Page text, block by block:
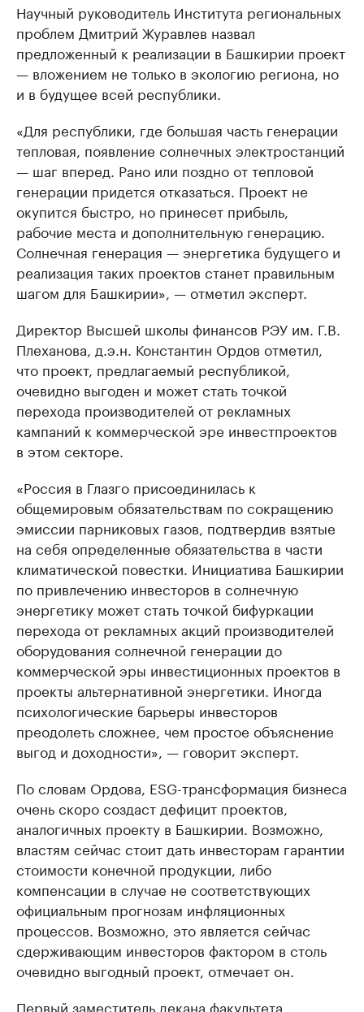
Научный руководитель Института региональных
проблем Дмитрий Журавлев назвал
предложенный к реализации в Башкирии проект
— вложением не только в экологию региона, но
и в будущее всей республики.
«Для республики, где большая часть генерации
тепловая, появление солнечных электростанций
— шаг вперед. Рано или поздно от тепловой
генерации придется отказаться. Проект не
окупится быстро, но принесет прибыль,
рабочие места и дополнительную генерацию.
Солнечная генерация — энергетика будущего и
реализация таких проектов станет правильным
шагом для Башкирии», — отметил эксперт.
Директор Высшей школы финансов РЭУ им. Г.В.
Плеханова, д.э.н. Константин Ордов отметил,
что проект, предлагаемый республикой,
очевидно выгоден и может стать точкой
перехода производителей от рекламных
кампаний к коммерческой эре инвестпроектов
в этом секторе.
«Россия в Глазго присоединилась к
общемировым обязательствам по сокращению
эмиссии парниковых газов, подтвердив взятые
на себя определенные обязательства в части
климатической повестки. Инициатива Башкирии
по привлечению инвесторов в солнечную
энергетику может стать точкой бифуркации
перехода от рекламных акций производителей
оборудования солнечной генерации до
коммерческой эры инвестиционных проектов в
проекты альтернативной энергетики. Иногда
психологические барьеры инвесторов
преодолеть сложнее, чем простое объяснение
выгод и доходности», — говорит эксперт.
По словам Ордова, ESG-трансформация бизнеса
очень скоро создаст дефицит проектов,
аналогичных проекту в Башкирии. Возможно,
властям сейчас стоит дать инвесторам гарантии
стоимости конечной продукции, либо
компенсации в случае не соответствующих
официальным прогнозам инфляционных
процессов. Возможно, это является сейчас
сдерживающим инвесторов фактором в столь
очевидно выгодный проект, отмечает он.
Первый заместитель декана факультета